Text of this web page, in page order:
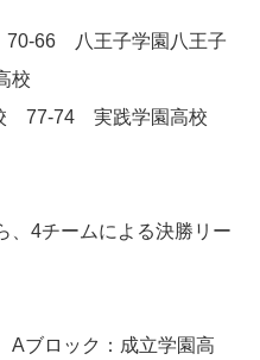
66 八王子学園八王子
校
校 77-74 実践学園高校
、4チームによる決勝リー
Aブロック：成立学園高